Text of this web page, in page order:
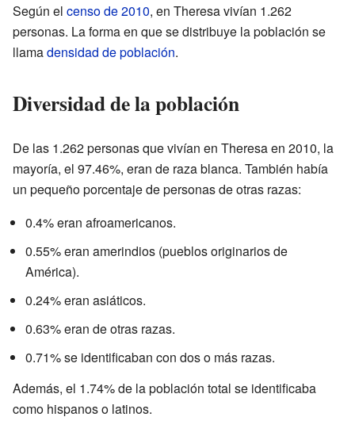
Según el censo de 2010, en Theresa vivían 1.262
personas. La forma en que se distribuye la población se
llamadensidad de población.
Diversidad de la población
De las 1.262 personas que vivían en Theresa en 2010, la
mayoría, el 97.46%, eran de raza blanca. También había
un pequeño porcentaje de personas de otras razas:
0.4% eran afroamericanos.
0.55% eran amerindios (pueblos originarios de
América).
0.24% eran asiáticos.
0.63% eran de otras razas.
0.71% se identificaban con dos o más razas.
Además, el 1.74% de la población total se identificaba
como hispanos o latinos.